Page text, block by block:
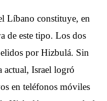
Líbano constituye, en
de este tipo. Los dos
por Hizbulá. Sin
actual, Israel logró
en teléfonos móviles